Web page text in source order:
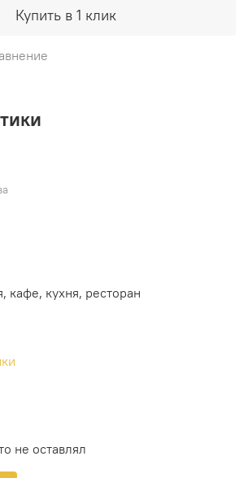
Купить в 1 клик
кафе, кухня, ресторан
не оставлял